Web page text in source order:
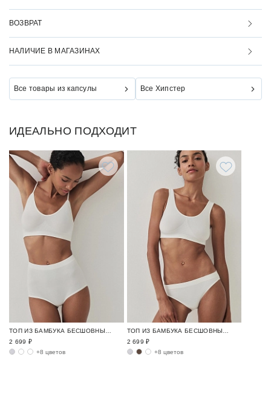
ВОЗВРАТ
НАЛИЧИЕ В МАГАЗИНАХ
Все товары из капсулы Все Хипстер
ИДЕАЛЬНО ПОДХОДИТ
ТОП ИЗ БАМБУКА БЕСШОВНЫЙ БАМБУК / BAMBOO SEAMLESS
2 699 ₽
+8 цветов
ТОП ИЗ БАМБУКА БЕСШОВНЫЙ БАМБУК / BAMBOO SEAMLESS
2 699 ₽
+8 цветов